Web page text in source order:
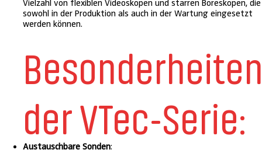
Vielzahl von flexiblen Videoskopen und starren Boreskopen, die
sowohl in der Produktion als auch in der Wartung eingesetzt
werden können.
der VTec-Serie:
Austauschbare Sonden: